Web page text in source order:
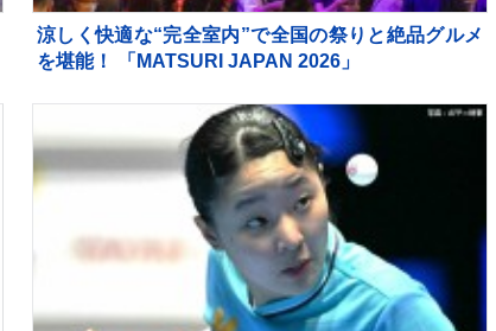
涼しく快適な“完全室内”で全国の祭りと絶品グルメ
を堪能！ 「MATSURI JAPAN 2026」